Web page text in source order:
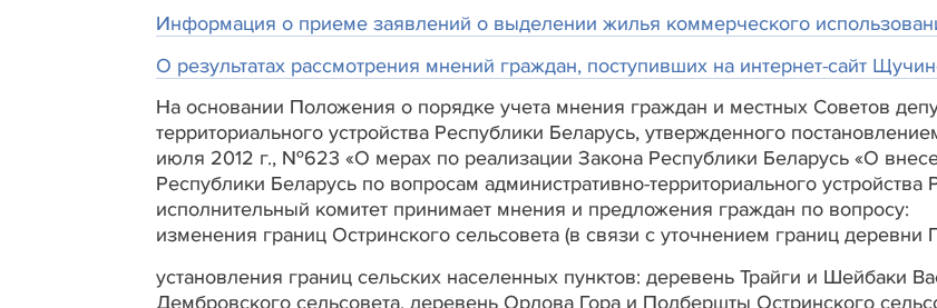
Информация о приеме заявлений о выделении жилья коммерческого
О результатах рассмотрения мнений граждан, поступивших на интернет-сайт
На основании Положения о порядке учета мнения граждан и местных Советов
территориального устройства Республики Беларусь, утвержденного
июля 2012 г., №623 «О мерах по реализации Закона Республики Беларусь «О
Республики Беларусь по вопросам административно-территориального
исполнительный комитет принимает мнения и предложения граждан по вопросу:
изменения границ Остринского сельсовета (в связи с уточнением границ деревни
установления границ сельских населенных пунктов: деревень Трайги и Шейбаки
Дембровского сельсовета, деревень Орлова Гора и Подбершты Остринского